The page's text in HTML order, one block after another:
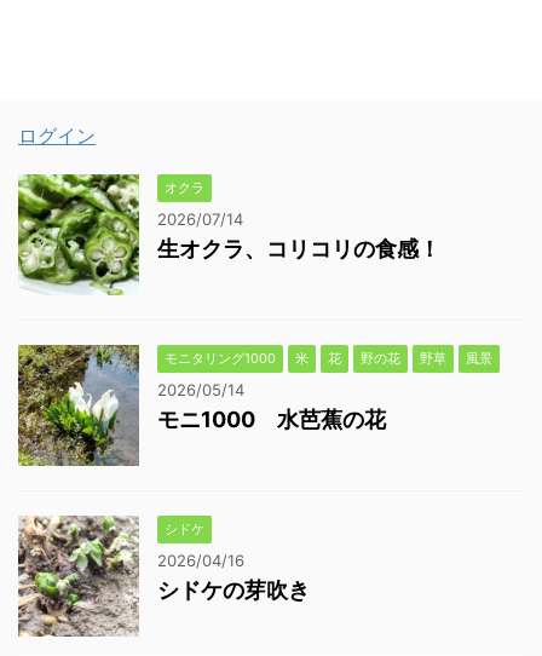
ログイン
オクラ
2026/07/14
生オクラ、コリコリの食感！
モニタリング1000 米 花 野の花 野草 風景
2026/05/14
モニ1000 水芭蕉の花
シドケ
2026/04/16
シドケの芽吹き